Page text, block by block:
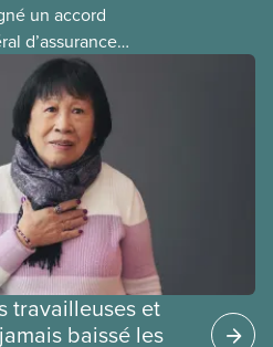
un accord
d’assurance
du SCFP dans
l’incidence que ce
avantages
travailleuses et
baissé les